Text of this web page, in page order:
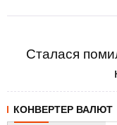
Сталася
КОНВЕРТЕР ВАЛЮТ